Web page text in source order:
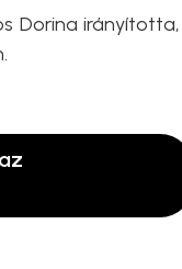
Dorina irányította,